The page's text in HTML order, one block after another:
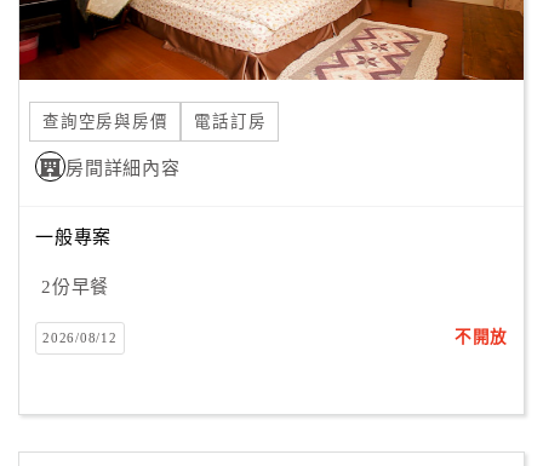
訂
單
管
理
員
戶
客
服
查詢空房與房價 電話訂房
房間詳細內容
一般專案
2份早餐
2026/08/12 不開放